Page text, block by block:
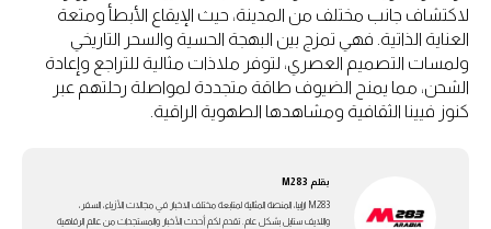
لاكتشاف جانب مختلف من المدينة، حيث الإيقاع الأبطأ ومتعة
العناية الذاتية. فهي تمزج بين البهجة الحسية والسحر التاريخي
ولمسات التصميم العصري، لتوفر ملاذات مثالية للتراجع وإعادة
الشحن، مما يمنح الضيوف طاقة متجددة لمواصلة رحلتهم عبر
كنوز فيينا الثقافية ومشاهدها الطهوية الراقية.
بقلم M283
M283 ارابيا، المنصة المثالية لمتابعة مختلف الاخبار في مجالات الأزياء، السفر،
واللايف ستايل بشكل عام. تقدم لكم أحدث الأخبار والمستجدات من عالم الرفاهية